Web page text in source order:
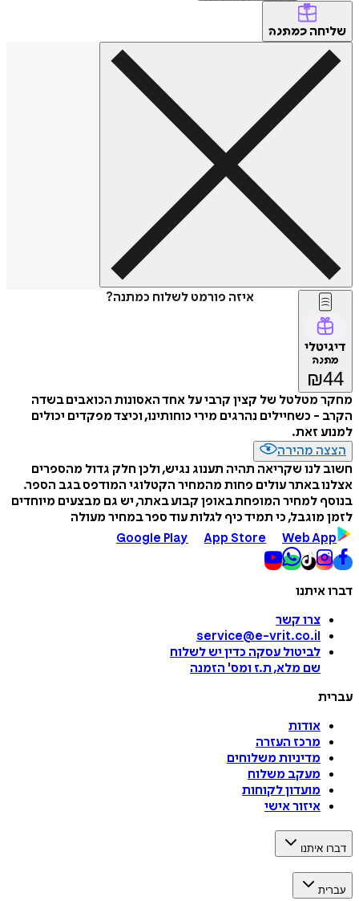
שליחה כמתנה
איזה פורמט לשלוח כמתנה?
דיגיטלי
מתנה
₪44
מחקר מטלטל של קצין קרבי על אחד האסונות הכואבים בשדה
הקרב - כשחיילים נהרגים מירי כוחותינו, וכיצד מפקדים יכולים
למנוע זאת.
הצצה מהירה
חשוב לנו שקריאה תהיה תענוג נגיש, ולכן חלק גדול מהספרים
אצלנו באתר עולים פחות מהמחיר הקטלוגי המודפס בגב הספר.
בנוסף למחיר המופחת באופן קבוע באתר, יש גם מבצעים מיוחדים
לזמן מוגבל, כי תמיד כיף לגלות עוד ספר במחיר מעולה
Google Play
App Store Web App
דברו איתנו
צרו קשר
service@e-vrit.co.il
לביטול עסקה כדין יש לשלוח
שם מלא, ת.ז ומס' הזמנה
עברית
אודות
מרכז העזרה
מדיניות משלוחים
מעקב משלוח
מועדון לקוחות
איזור אישי
דברו איתנו
עברית